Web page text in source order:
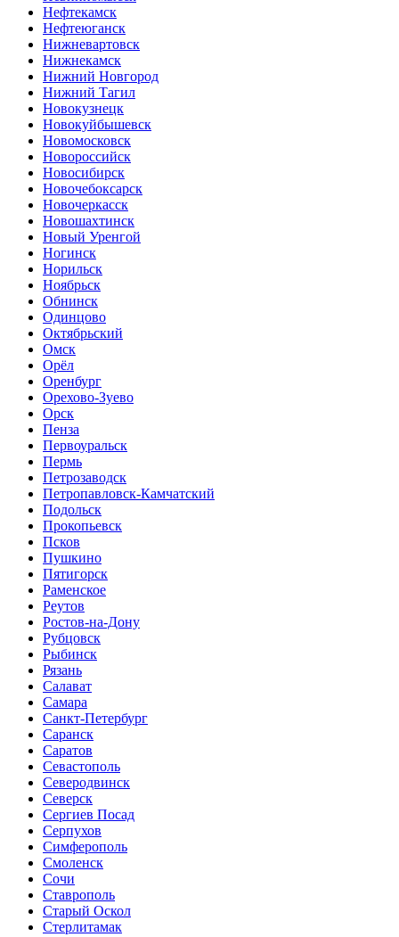
Нефтекамск
Нефтеюганск
Нижневартовск
Нижнекамск
Нижний Новгород
Нижний Тагил
Новокузнецк
Новокуйбышевск
Новомосковск
Новороссийск
Новосибирск
Новочебоксарск
Новочеркасск
Новошахтинск
Новый Уренгой
Ногинск
Норильск
Ноябрьск
Обнинск
Одинцово
Октябрьский
Омск
Орёл
Оренбург
Орехово-Зуево
Орск
Пенза
Первоуральск
Пермь
Петрозаводск
Петропавловск-Камчатский
Подольск
Прокопьевск
Псков
Пушкино
Пятигорск
Раменское
Реутов
Ростов-на-Дону
Рубцовск
Рыбинск
Рязань
Салават
Самара
Санкт-Петербург
Саранск
Саратов
Севастополь
Северодвинск
Северск
Сергиев Посад
Серпухов
Симферополь
Смоленск
Сочи
Ставрополь
Старый Оскол
Стерлитамак